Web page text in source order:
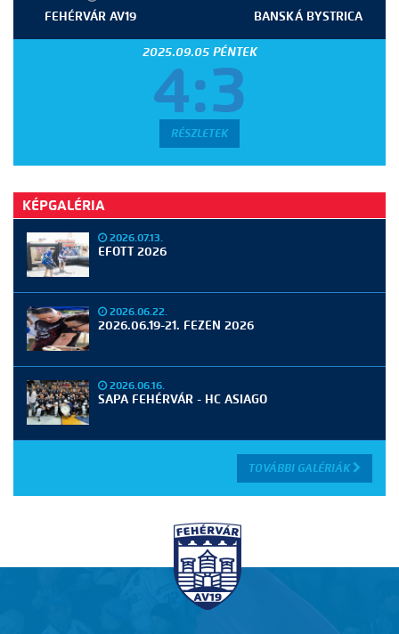
FEHÉRVÁR AV19 BANSKÁ BYSTRICA
2025.09.05 PÉNTEK
4:3
RÉSZLETEK
KÉPGALÉRIA
2026.07.13.
EFOTT 2026
2026.06.22.
2026.06.19-21. FEZEN 2026
2026.06.16.
SAPA FEHÉRVÁR - HC ASIAGO
TOVÁBBI GALÉRIÁK